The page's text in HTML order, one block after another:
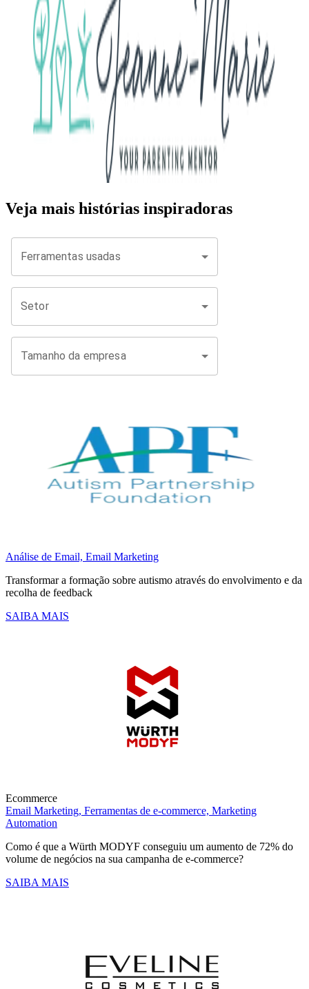
Veja mais histórias inspiradoras
Ferramentas usadas
Setor
Tamanho da empresa
Análise de Email, Email Marketing
Transformar a formação sobre autismo através do envolvimento e da
recolha de feedback
SAIBA MAIS
Ecommerce
Email Marketing, Ferramentas de e-commerce, Marketing
Automation
Como é que a Würth MODYF conseguiu um aumento de 72% do
volume de negócios na sua campanha de e-commerce?
SAIBA MAIS